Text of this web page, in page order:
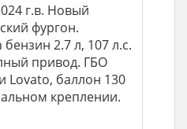
г.в. Новый
фургон.
2.7 л, 107 л.с.
привод. ГБО
Lovato, баллон 130
креплении.